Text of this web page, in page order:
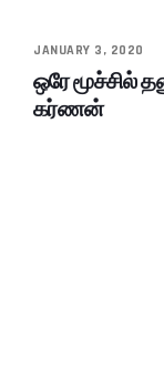
JANUARY 3, 2020
ஒரே மூச்சில்
கர்ணன்